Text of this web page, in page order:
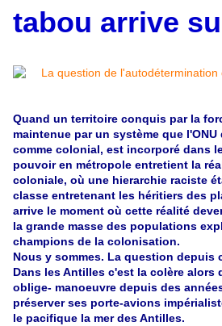
tabou arrive
Quand un territoire conquis par la
maintenue par un système que
comme colonial, est incorporé dans
pouvoir en métropole entretient la
coloniale, où une hierarchie raciste
classe entretenant les héritiers des
arrive le moment où cette réalité
la grande masse des populations
champions de la colonisation.
Nous y sommes. La question depuis
Dans les Antilles c'est la colère alors
oblige- manoeuvre depuis des
préserver ses porte-avions
le pacifique la mer des Antilles.